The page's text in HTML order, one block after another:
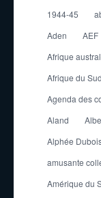
1944-45
Aden
AEF
Afrique
Afrique du Sud
Agenda des
Aland
Alphée
amusante
Amérique du